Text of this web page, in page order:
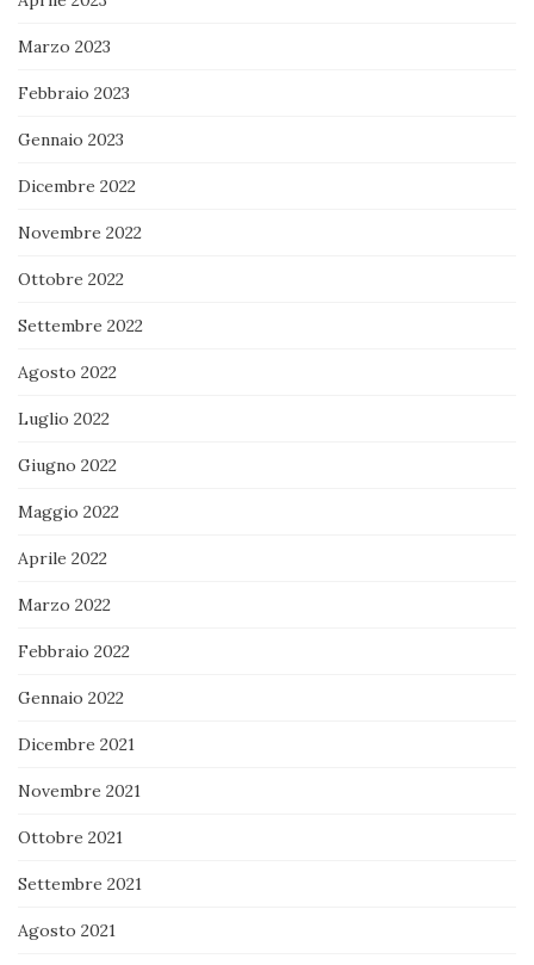
Marzo 2023
Febbraio 2023
Gennaio 2023
Dicembre 2022
Novembre 2022
Ottobre 2022
Settembre 2022
Agosto 2022
Luglio 2022
Giugno 2022
Maggio 2022
Aprile 2022
Marzo 2022
Febbraio 2022
Gennaio 2022
Dicembre 2021
Novembre 2021
Ottobre 2021
Settembre 2021
Agosto 2021